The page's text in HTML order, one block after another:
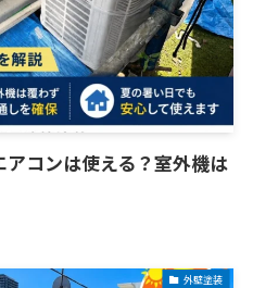
アコンは使える？室外機は
外壁塗装